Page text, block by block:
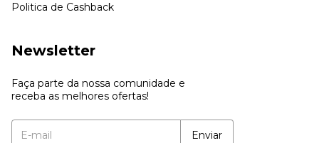
Politica de Cashback
Newsletter
Faça parte da nossa comunidade e
receba as melhores ofertas!